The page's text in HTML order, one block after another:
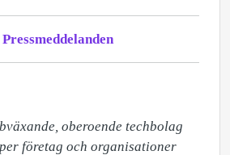
Pressmeddelanden
oberoende techbolag
företag och organisationer